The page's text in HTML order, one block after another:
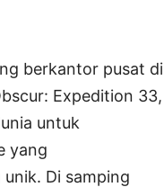
berkantor pusat di
Expedition 33,
untuk
yang
Di samping